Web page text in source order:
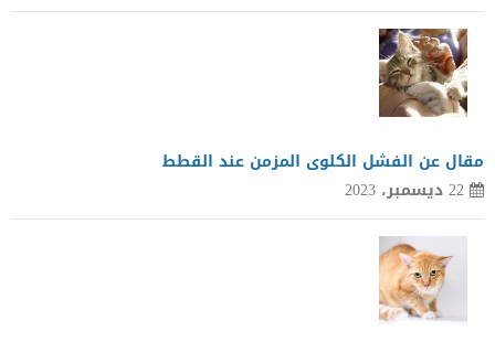
مقال عن الفشل الكلوى المزمن عند القطط
22 ديسمبر، 2023